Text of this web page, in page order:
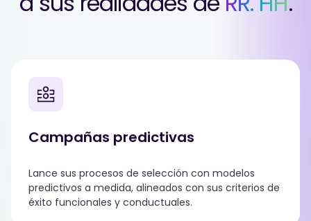
Campañas predictivas
Lance sus procesos de selección con modelos
predictivos a medida, alineados con sus criterios de
éxito funcionales y conductuales.